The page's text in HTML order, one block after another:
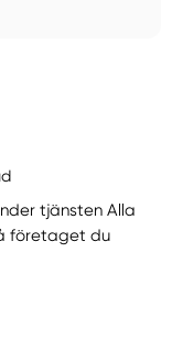
tjänsten Alla
företaget du